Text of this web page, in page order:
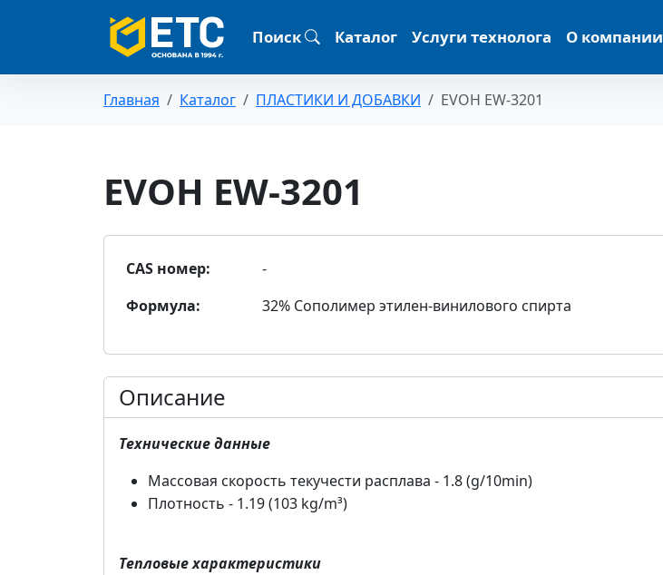
Поиск Каталог Услуги технолога О компании
Главная Каталог ПЛАСТИКИ И ДОБАВКИ EVOH EW-3201
EVOH EW-3201
CAS номер:
-
Формула:
32% Сополимер этилен-винилового спирта
Описание
Технические данные
Массовая скорость текучести расплава - 1.8 (g/10min)
Плотность - 1.19 (103 kg/m³)
Тепловые характеристики